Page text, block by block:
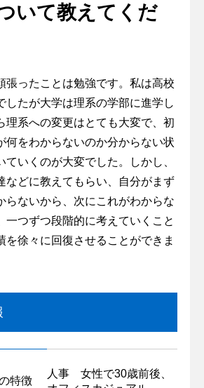
いて教えてくだ
張ったことは勉強です。私は高校
したが大学は理系の学部に進学し
理系への変更はとても大変で、初
何をわからないのか分からない状
ていくのが大変でした。しかし、
などに教えてもらい、自分がまず
らないから、次にこれがわからな
一つずつ段階的に考えていくこと
を徐々に回復させることができま
特徴
人事 女性で30歳前後、